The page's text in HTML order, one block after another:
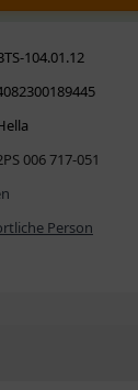
104.01.12
006 717-051
Person